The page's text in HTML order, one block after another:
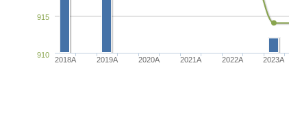
2018A 2019A 2020A 2021A 2022A 2023Α
915
910